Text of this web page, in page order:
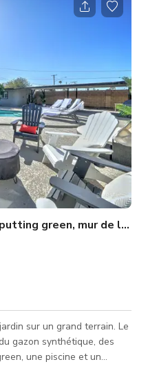
WOLF - MACHINE À
SURVEILLANT LA
VOITURES - PARFAIT
-
green, mur de
sur un grand terrain. Le
gazon synthétique, des
une piscine et un